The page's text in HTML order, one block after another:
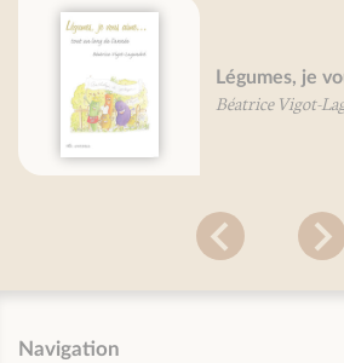
Légumes, je vous aime...
Béatrice Vigot-Lagandré
Navigation